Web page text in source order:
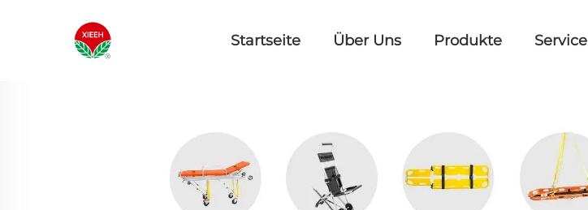
Startseite Über Uns Produkte Service